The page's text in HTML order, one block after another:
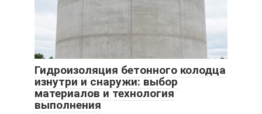
Гидроизоляция бетонного колодца
изнутри и снаружи: выбор
материалов и технология
выполнения